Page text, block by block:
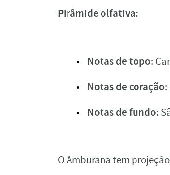
Pirâmide olfativa:
Notas de topo:
Notas de coração:
Notas de fundo:
O Amburana tem